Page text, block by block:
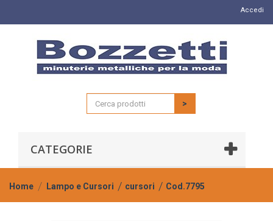
Accedi
>
CATEGORIE
Home Lampo e Cursori cursori Cod.7795